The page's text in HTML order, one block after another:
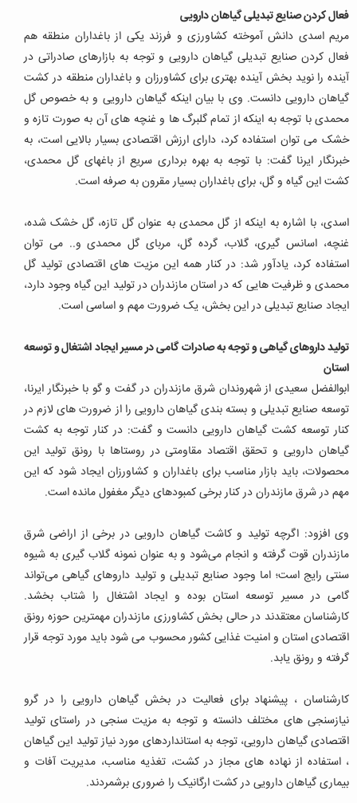
فعال کردن صنایع تبدیلی گیاهان دارویی
مریم اسدی دانش آموخته کشاورزی و فرزند یکی از باغداران منطقه هم
فعال کردن صنایع تبدیلی گیاهان دارویی و توجه به بازارهای صادراتی در
آینده را نوید بخش آینده بهتری برای کشاورزان و باغداران منطقه در کشت
گیاهان دارویی دانست. وی با بیان اینکه گیاهان دارویی و به خصوص گل
محمدی با توجه به اینکه از تمام گلبرگ ها و غنچه های آن به صورت تازه و
خشک می توان استفاده کرد، دارای ارزش اقتصادی بسیار بالایی است، به
خبرنگار ایرنا گفت: با توجه به بهره برداری سریع از باغهای گل محمدی،
کشت این گیاه و گل، برای باغداران بسیار مقرون به صرفه است.
اسدی، با اشاره به اینکه از گل محمدی به عنوان گل تازه، گل خشک شده،
غنچه، اسانس گیری، گلاب، گرده گل، مربای گل محمدی و.. می توان
استفاده کرد، یادآور شد: در کنار همه این مزیت های اقتصادی تولید گل
محمدی و ظرفیت هایی که در استان مازندران در تولید این گیاه وجود دارد،
ایجاد صنایع تبدیلی در این بخش، یک ضرورت مهم و اساسی است.
تولید داروهای گیاهی و توجه به صادرات گامی در مسیر ایجاد اشتغال و توسعه
استان
ابوالفضل سعیدی از شهروندان شرق مازندران در گفت و گو با خبرنگار ایرنا،
توسعه صنایع تبدیلی و بسته بندی گیاهان دارویی را از ضرورت های لازم در
کنار توسعه کشت گیاهان دارویی دانست و گفت: در کنار توجه به کشت
گیاهان دارویی و تحقق اقتصاد مقاومتی در روستاها با رونق تولید این
محصولات، باید بازار مناسب برای باغداران و کشاورزان ایجاد شود که این
مهم در شرق مازندران در کنار برخی کمبودهای دیگر مغفول مانده است.
وی افزود: اگرچه تولید و کاشت گیاهان دارویی در برخی از اراضی شرق
مازندران قوت گرفته و انجام می‌شود و به عنوان نمونه گلاب گیری به شیوه
سنتی رایج است؛ اما وجود صنایع تبدیلی و تولید داروهای گیاهی می‌تواند
گامی در مسیر توسعه استان بوده و ایجاد اشتغال را شتاب بخشد.
کارشناسان معتقدند در حالی بخش کشاورزی مازندران مهمترین حوزه رونق
اقتصادی استان و امنیت غذایی کشور محسوب می شود باید مورد توجه قرار
گرفته و رونق یابد.
کارشناسان ، پیشنهاد برای فعالیت در بخش گیاهان دارویی را در گرو
نیازسنجی های مختلف دانسته و توجه به مزیت سنجی در راستای تولید
اقتصادی گیاهان دارویی، توجه به استانداردهای مورد نیاز تولید این گیاهان
، استفاده از نهاده های مجاز در کشت، تغذیه مناسب، مدیریت آفات و
بیماری گیاهان دارویی در کشت ارگانیک را ضروری برشمردند.